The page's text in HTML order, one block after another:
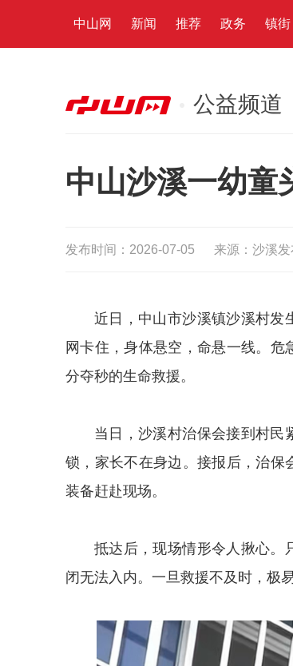
中山网 新闻 推荐 政务 镇街
公益频道
中山沙溪一幼童
发布时间：2026-07-05 来源：沙溪发
近日，中山市沙溪镇沙溪村发
网卡住，身体悬空，命悬一线。
分夺秒的生命救援。
当日，沙溪村治保会接到村民
锁，家长不在身边。接报后，治保
装备赶赴现场。
抵达后，现场情形令人揪心。
闭无法入内。一旦救援不及时，极